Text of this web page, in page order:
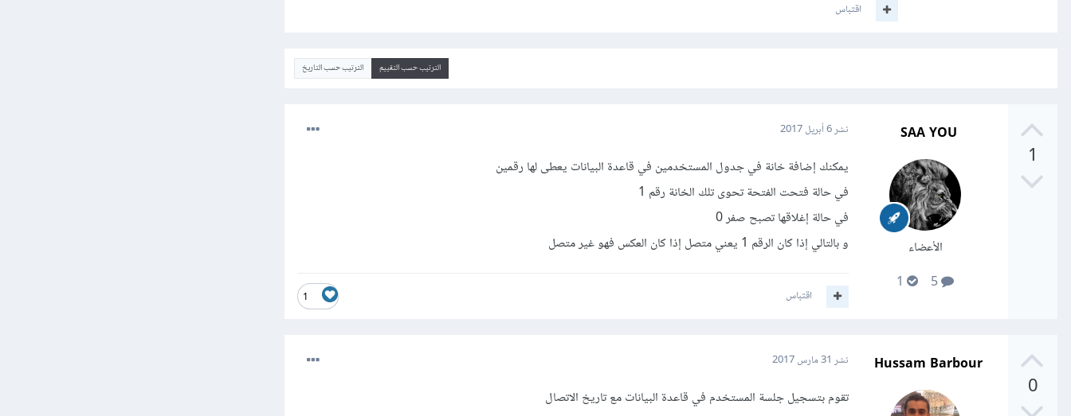
اقتباس
الترتيب حسب التقييم الترتيب حسب التاريخ
1
SAA YOU
الأعضاء
نشر6 أبريل 2017
يمكنك إضافة خانة في جدول المستخدمين في قاعدة البيانات يعطى لها رقمين
في حالة فتحت الفتحة تحوى تلك الخانة رقم 1
في حالة إغلاقها تصبح صفر 0
و بالتالي إذا كان الرقم 1 يعني متصل إذا كان العكس فهو غير متصل
1 اقتباس
0
Hussam Barbour نشر 31 مارس 2017
تقوم بتسجيل جلسة المستخدم في قاعدة البيانات مع تاريخ الاتصال